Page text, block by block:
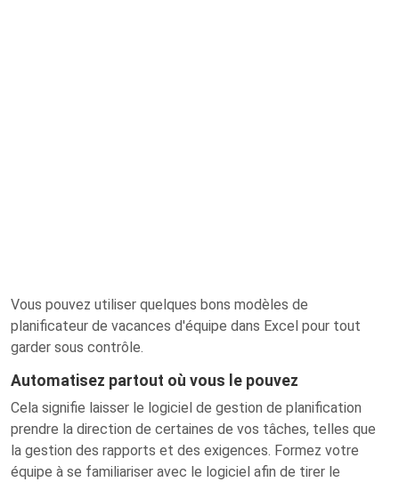
Vous pouvez utiliser quelques bons modèles de
planificateur de vacances d'équipe dans Excel pour tout
garder sous contrôle.
Automatisez partout où vous le pouvez
Cela signifie laisser le logiciel de gestion de planification
prendre la direction de certaines de vos tâches, telles que
la gestion des rapports et des exigences. Formez votre
équipe à se familiariser avec le logiciel afin de tirer le